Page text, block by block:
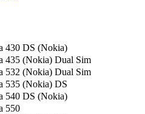
430 DS (Nokia)
435 (Nokia) Dual Sim
532 (Nokia) Dual Sim
535 (Nokia) DS
540 DS (Nokia)
550